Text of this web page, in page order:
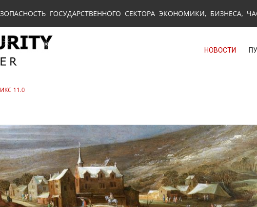
ГОСУДАРСТВЕННОГО СЕКТОРА ЭКОНОМИКИ, БИЗНЕСА,
НОВОСТИ
11.0